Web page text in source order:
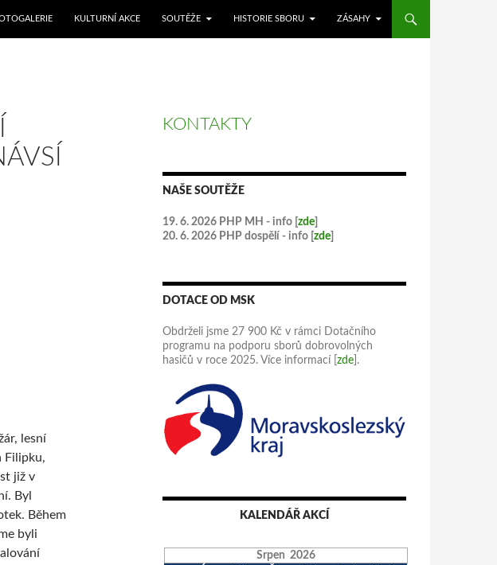
KULTURNÍ AKCE SOUTĚŽE HISTORIE SBORU ZÁSAHY
lesní
Filipku,
již v
Byl
Během
byli
KONTAKTY
NAŠE SOUTĚŽE
19. 6. 2026 PHP MH - info [ zde
20. 6. 2026 PHP dospělí - info [ zde
DOTACE OD MSK
Obdrželi jsme 27 900 Kč v rámci Dotačního
programu na podporu sborů dobrovolných
hasičů v roce 2025. Více informací [ zde ].
KALENDÁŘ AKCÍ
Srpen 2026